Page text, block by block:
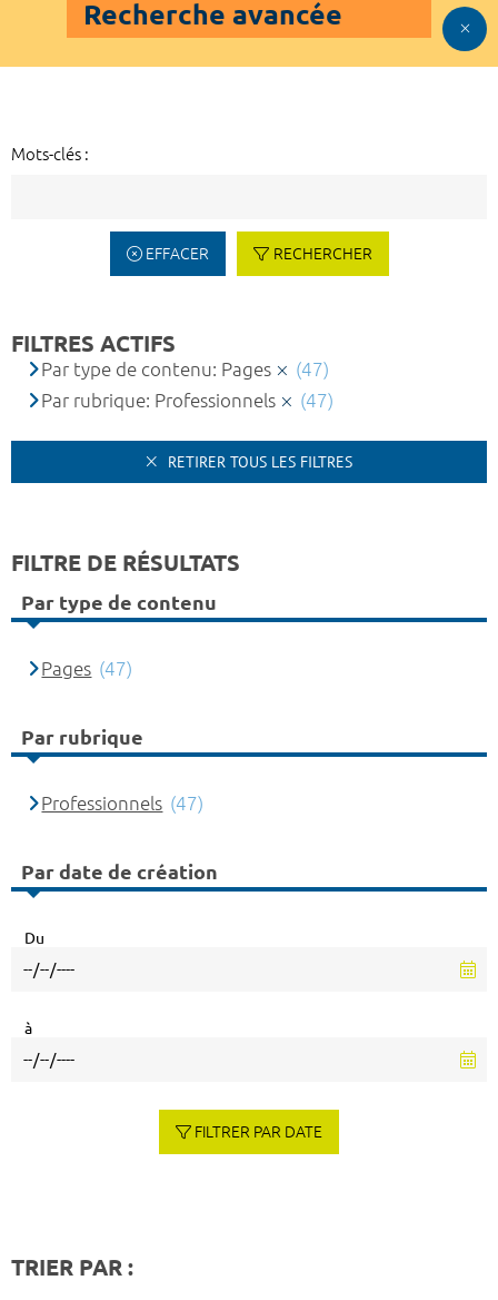
Recherche avancée
Mots-clés :
EFFACER RECHERCHER
FILTRES ACTIFS
Par type de contenu: Pages
(47)
Par rubrique: Professionnels
(47)
RETIRER TOUS LES FILTRES
FILTRE DE RÉSULTATS
Par type de contenu
Pages (47)
Par rubrique
Professionnels (47)
Par date de création
Du
à
FILTRER PAR DATE
TRIER PAR :